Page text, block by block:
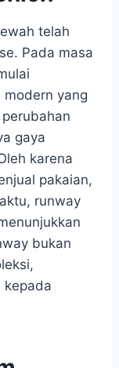
telah
Pada masa
modern yang
gaya
karena
pakaian,
runway
bukan
kepada